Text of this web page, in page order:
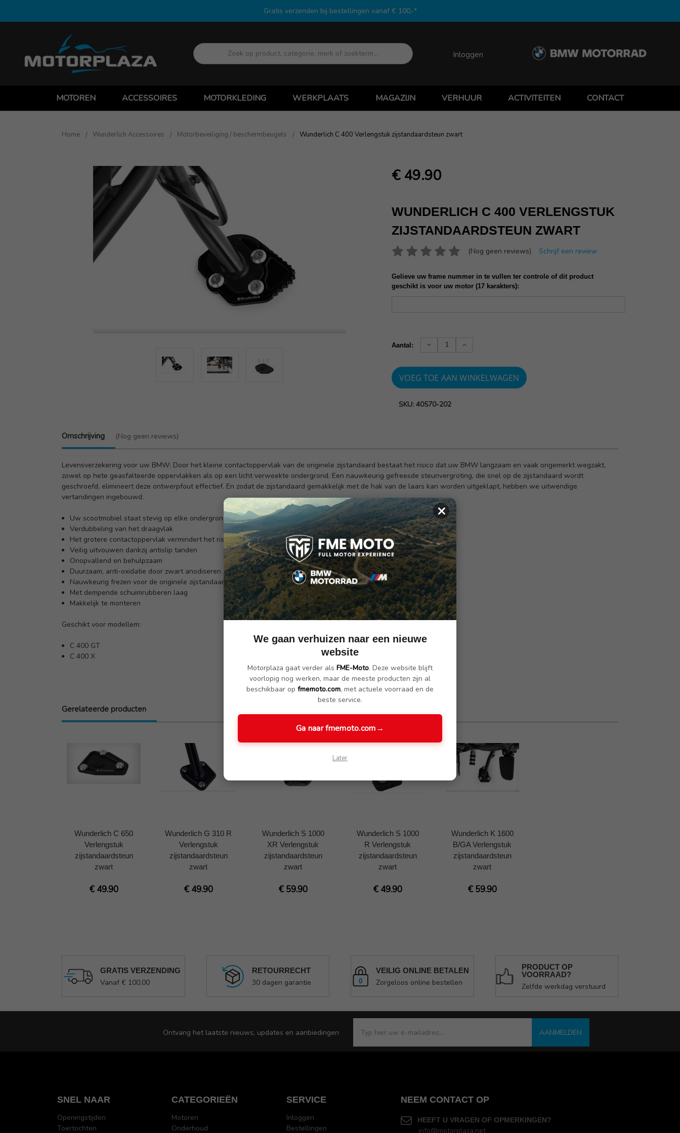
Gratis verzenden bij bestellingen vanaf € 100,-*
Zoek
Inloggen
MOTOREN ACCESSOIRES MOTORKLEDING WERKPLAATS MAGAZIJN VERHUUR ACTIVITEITEN CONTACT
Home Wunderlich Accessoires Motorbeveiliging / beschermbeugels Wunderlich C 400 Verlengstuk zijstandaardsteun zwart
€ 49.90
WUNDERLICH C 400 VERLENGSTUK
ZIJSTANDAARDSTEUN ZWART
(Nog geen reviews) Schrijf een review
Gelieve uw frame nummer in te vullen ter controle of dit product
geschikt is voor uw motor (17 karakters):
voorraad:
Aantal:
Verhoog
Verlaag
SKU: 40570-202
Omschrijving (Nog geen reviews)
Levensverzekering voor uw BMW: Door het kleine contactoppervlak van de originele zijstandaard bestaat het risico dat uw BMW langzaam en vaak ongemerkt wegzakt,
zowel op hete geasfalteerde oppervlakken als op een licht verweekte ondergrond. Een nauwkeurig gefreesde steunvergroting, die snel op de zijstandaard wordt
geschroefd, elimineert deze ontwerpfout effectief. En zodat de zijstandaard gemakkelijk met de hak van de laars kan worden uitgeklapt, hebben we uitwendige
vertandingen ingebouwd.
Uw scootmobiel staat stevig op elke ondergrond
Verdubbeling van het draagvlak
Het grotere contactoppervlak vermindert het risico op wegzakken aanzienlijk
Veilig uitvouwen dankzij antislip tanden
Onopvallend en behulpzaam
Duurzaam, anti-oxidatie door zwart anodiseren
Nauwkeurig frezen voor de originele zijstandaard
Met dempende schuimrubberen laag
Makkelijk te monteren
Geschikt voor modellem:
C 400 GT
C 400 X
Gerelateerde producten
Wunderlich C 650
Verlengstuk
zijstandaardsteun
zwart
€ 49.90
Wunderlich G 310 R
Verlengstuk
zijstandaardsteun
zwart
€ 49.90
Wunderlich S 1000
XR Verlengstuk
zijstandaardsteun
zwart
€ 59.90
Wunderlich S 1000
R Verlengstuk
zijstandaardsteun
zwart
€ 49.90
Wunderlich K 1600
B/GA Verlengstuk
zijstandaardsteun
zwart
€ 59.90
GRATIS VERZENDING
Vanaf € 100,00
RETOURRECHT
30 dagen garantie
VEILIG ONLINE BETALEN
Zorgeloos online bestellen
PRODUCT OP
VOORRAAD?
Zelfde werkdag verstuurd
Ontvang het laatste nieuws, updates en aanbiedingen AANMELDEN
SNEL NAAR
Openingstijden
Toertochten
CATEGORIEËN
Motoren
Onderhoud
SERVICE
Inloggen
Bestellingen
NEEM CONTACT OP
HEEFT U VRAGEN OF OPMERKINGEN?
info@motorplaza.net
×
We gaan verhuizen naar een nieuwe
website
Motorplaza gaat verder als FME-Moto. Deze website blijft
voorlopig nog werken, maar de meeste producten zijn al
beschikbaar op fmemoto.com, met actuele voorraad en de
beste service.
Ga naar fmemoto.com→
Later